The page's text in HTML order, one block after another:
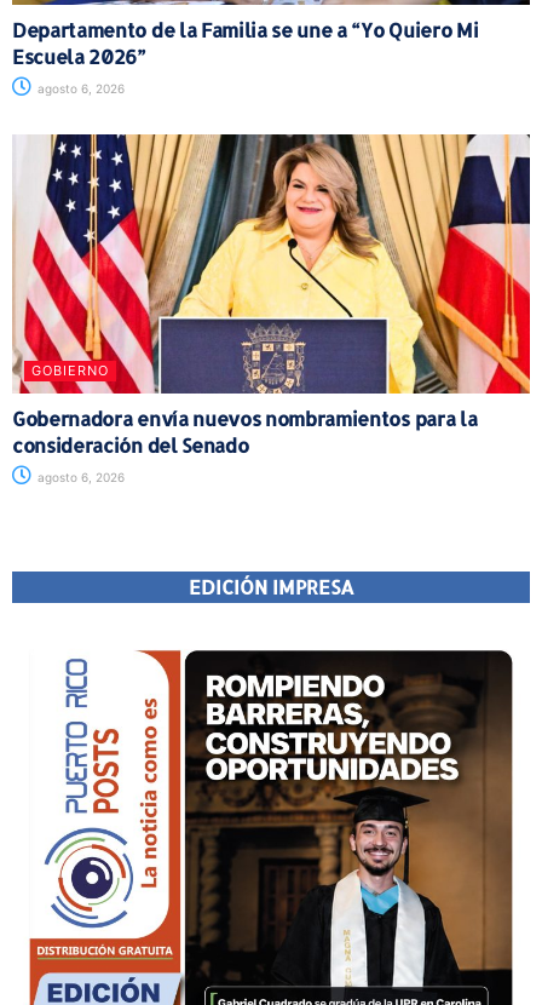
Departamento de la Familia se une a “Yo Quiero Mi
Escuela 2026”
agosto 6, 2026
GOBIERNO
Gobernadora envía nuevos nombramientos para la
consideración del Senado
agosto 6, 2026
EDICIÓN IMPRESA